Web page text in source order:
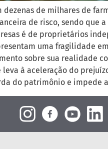
dezenas de milhares de
de risco, sendo que
é de proprietários
uma fragilidade
sobre sua realidade
leva à aceleração do
do patrimônio e impede